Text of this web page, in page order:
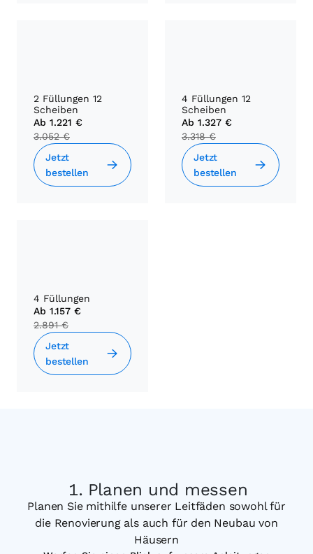
2 Füllungen 12
Scheiben
Ab 1.221 €
3.052 €
Jetzt
bestellen
4 Füllungen 12
Scheiben
Ab 1.327 €
3.318 €
Jetzt
bestellen
4 Füllungen
Ab 1.157 €
2.891 €
Jetzt
bestellen
Planen und messen
Planen Sie mithilfe unserer Leitfäden sowohl für
die Renovierung als auch für den Neubau von
Häusern